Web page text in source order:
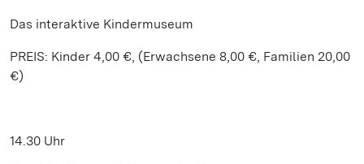
Das interaktive Kindermuseum
PREIS: Kinder 4,00 €, (Erwachsene 8,00 €, Familien 20,00
€)
14.30 Uhr